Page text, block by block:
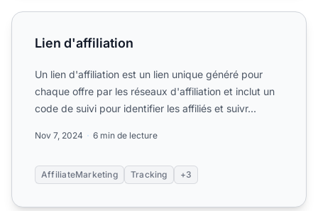
Lien d'affiliation
Lien d'affiliation
Un lien d'affiliation est un lien unique généré pour
chaque offre par les réseaux d'affiliation et inclut un
code de suivi pour identifier les affiliés et suivr...
Nov 7, 2024 6 min de lecture
AffiliateMarketing Tracking +3